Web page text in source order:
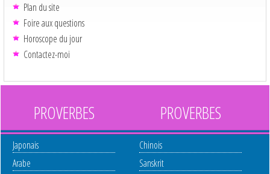
Plan du site
Foire aux questions
Horoscope du jour
Contactez-moi
PROVERBES
Japonais
Arabe
PROVERBES
Chinois
Sanskrit